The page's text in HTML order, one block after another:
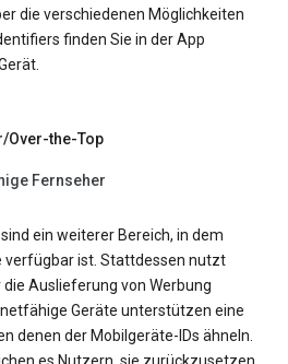
die verschiedenen Möglichkeiten
finden Sie in der App
Over-the-Top
Fernseher
ein weiterer Bereich, in dem
verfügbar ist. Stattdessen nutzt
die Auslieferung von Werbung
Geräte unterstützen eine
denen der Mobilgeräte-IDs ähneln.